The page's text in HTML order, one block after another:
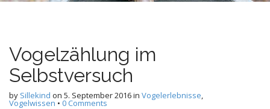
Vogelzählung im
Selbstversuch
by Sillekind on 5. September 2016in Vogelerlebnisse,
Vogelwissen • 0 Comments